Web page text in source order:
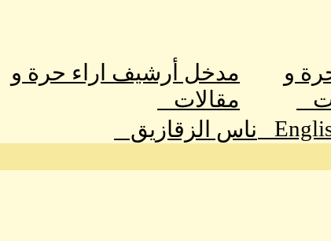
و
مدخل أرشيف اراء حرة و
مقالات
ناس الزقازيق